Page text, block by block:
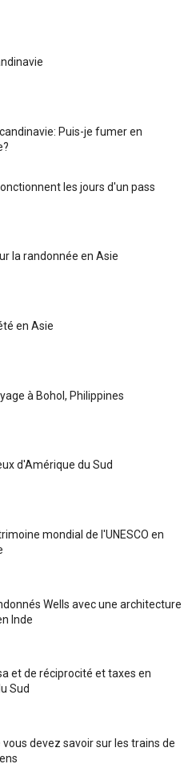
Puis-je fumer en
les jours d'un pass
la randonnée en Asie
en Asie
à Bohol, Philippines
d'Amérique du Sud
mondial de l'UNESCO en
Wells avec une architecture
Inde
et de réciprocité et taxes en
Sud
vous devez savoir sur les trains de